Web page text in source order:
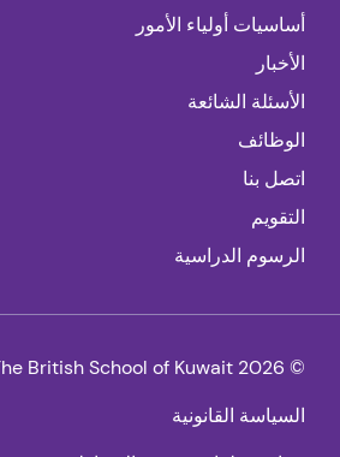
أساسيات أولياء الأمور
الأخبار
الأسئلة الشائعة
الوظائف
اتصل بنا
التقويم
الرسوم الدراسية
© 2026 The British School of Kuwait
السياسة القانونية